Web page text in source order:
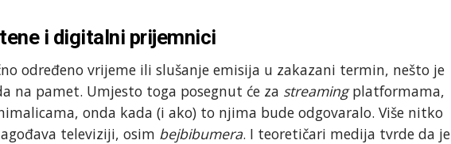
i digitalni prijemnici
određeno vrijeme ili slušanje emisija u zakazani termin, nešto je
na pamet. Umjesto toga posegnut će za streamingplatformama,
onda kada (i ako) to njima bude odgovaralo. Više nitko
televiziji, osim bejbibumera. I teoretičari medija tvrde da je